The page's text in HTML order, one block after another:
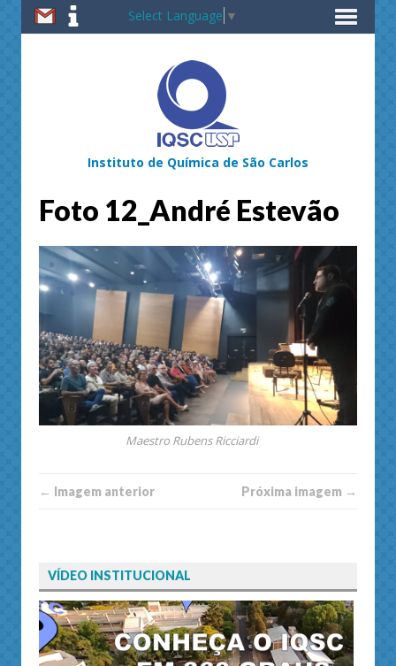
Select Language ▼
Instituto de Química de São Carlos
Foto 12_André Estevão
Maestro Rubens Ricciardi
← Imagem anterior Próxima imagem →
VÍDEO INSTITUCIONAL